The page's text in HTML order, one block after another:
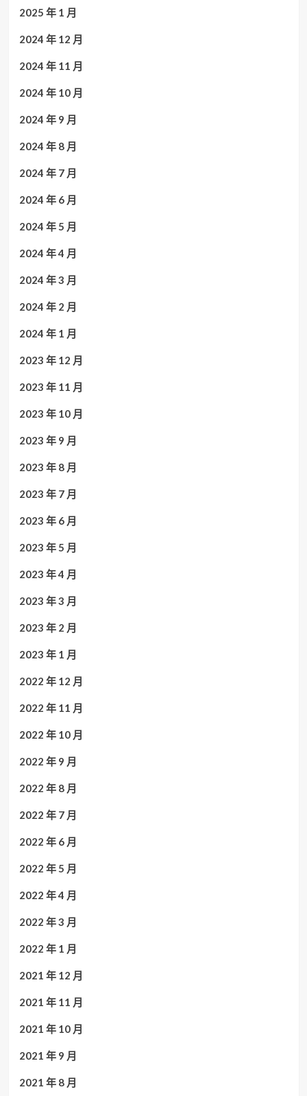
2025 年 1 月
2024 年 12 月
2024 年 11 月
2024 年 10 月
2024 年 9 月
2024 年 8 月
2024 年 7 月
2024 年 6 月
2024 年 5 月
2024 年 4 月
2024 年 3 月
2024 年 2 月
2024 年 1 月
2023 年 12 月
2023 年 11 月
2023 年 10 月
2023 年 9 月
2023 年 8 月
2023 年 7 月
2023 年 6 月
2023 年 5 月
2023 年 4 月
2023 年 3 月
2023 年 2 月
2023 年 1 月
2022 年 12 月
2022 年 11 月
2022 年 10 月
2022 年 9 月
2022 年 8 月
2022 年 7 月
2022 年 6 月
2022 年 5 月
2022 年 4 月
2022 年 3 月
2022 年 1 月
2021 年 12 月
2021 年 11 月
2021 年 10 月
2021 年 9 月
2021 年 8 月